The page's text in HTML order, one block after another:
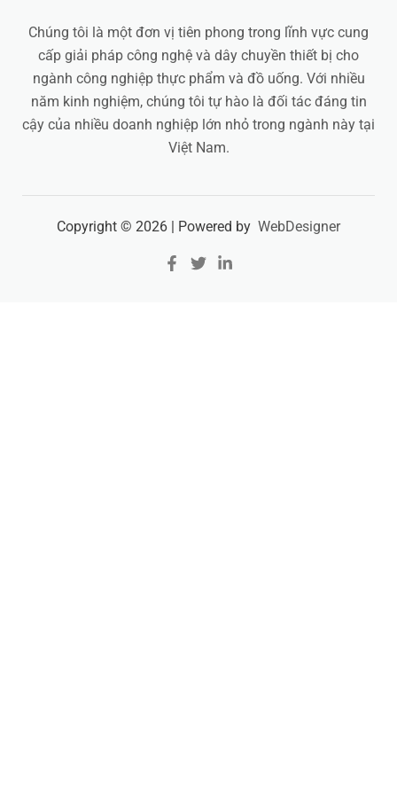
Chúng tôi là một đơn vị tiên phong trong lĩnh vực cung
cấp giải pháp công nghệ và dây chuyền thiết bị cho
ngành công nghiệp thực phẩm và đồ uống. Với nhiều
năm kinh nghiệm, chúng tôi tự hào là đối tác đáng tin
cậy của nhiều doanh nghiệp lớn nhỏ trong ngành này tại
Việt Nam.
Copyright © 2026 | Powered by WebDesigner